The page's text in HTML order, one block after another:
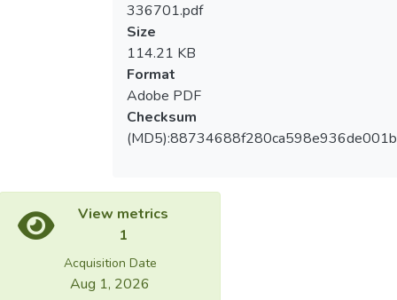
336701.pdf
Size
114.21 KB
Format
Adobe PDF
Checksum
View metrics
1
Acquisition Date
Aug 1, 2026